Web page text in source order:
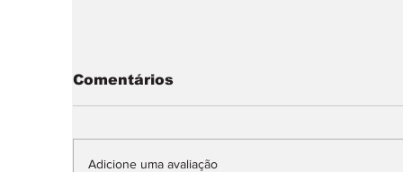
Comentários
Adicione uma avaliação